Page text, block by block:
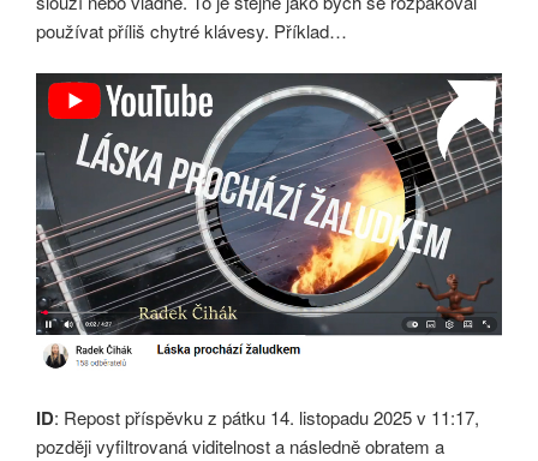
používat příliš chytré klávesy. Příklad…
ID: Repost příspěvku z pátku 14. listopadu 2025 v 11:17,
později vyfiltrovaná viditelnost a následně obratem a